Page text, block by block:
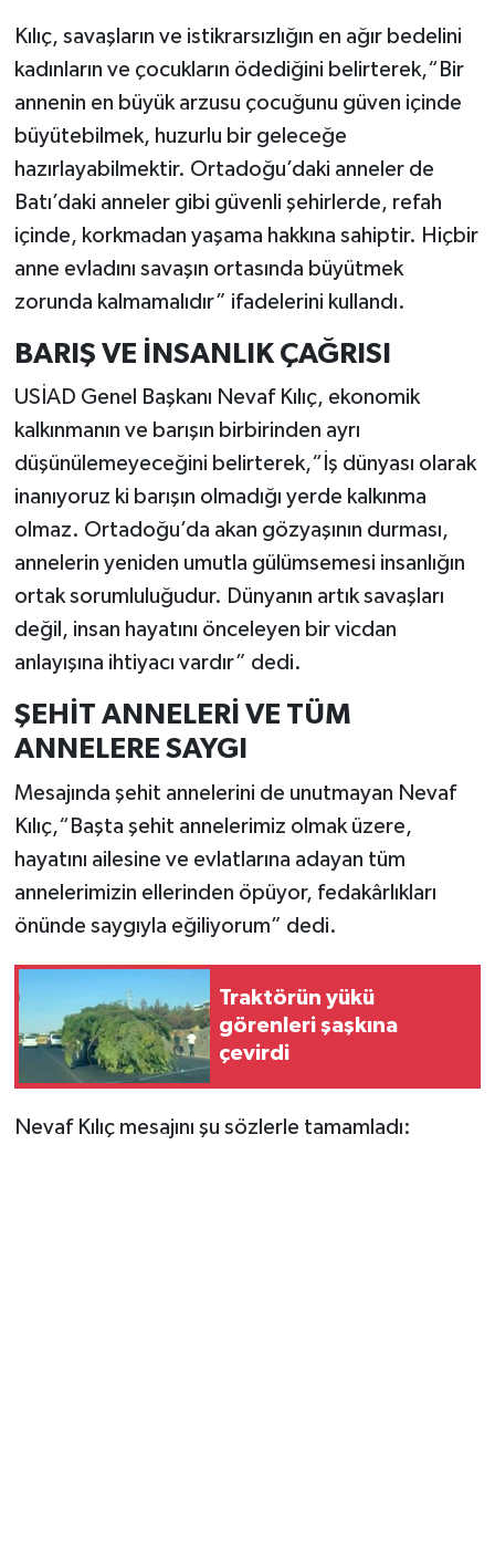
Kılıç, savaşların ve istikrarsızlığın en ağır bedelini
kadınların ve çocukların ödediğini belirterek,“Bir
annenin en büyük arzusu çocuğunu güven içinde
büyütebilmek, huzurlu bir geleceğe
hazırlayabilmektir. Ortadoğu’daki anneler de
Batı’daki anneler gibi güvenli şehirlerde, refah
içinde, korkmadan yaşama hakkına sahiptir. Hiçbir
anne evladını savaşın ortasında büyütmek
zorunda kalmamalıdır” ifadelerini kullandı.
BARIŞ VE İNSANLIK ÇAĞRISI
USİAD Genel Başkanı Nevaf Kılıç, ekonomik
kalkınmanın ve barışın birbirinden ayrı
düşünülemeyeceğini belirterek,“İş dünyası olarak
inanıyoruz ki barışın olmadığı yerde kalkınma
olmaz. Ortadoğu’da akan gözyaşının durması,
annelerin yeniden umutla gülümsemesi insanlığın
ortak sorumluluğudur. Dünyanın artık savaşları
değil, insan hayatını önceleyen bir vicdan
anlayışına ihtiyacı vardır” dedi.
ŞEHİT ANNELERİ VE TÜM
ANNELERE SAYGI
Mesajında şehit annelerini de unutmayan Nevaf
Kılıç,“Başta şehit annelerimiz olmak üzere,
hayatını ailesine ve evlatlarına adayan tüm
annelerimizin ellerinden öpüyor, fedakârlıkları
önünde saygıyla eğiliyorum” dedi.
Traktörün yükü
görenleri şaşkına
çevirdi
Nevaf Kılıç mesajını şu sözlerle tamamladı: